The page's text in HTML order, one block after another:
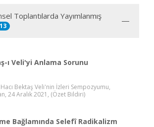
Toplantılarda Yayımlanmış
13
ı Veli'yi Anlama Sorunu
Bektaş Veli'nin İzleri Sempozyumu,
24 Aralık 2021, (Özet Bildiri)
Bağlamında Selefî Radikalizm